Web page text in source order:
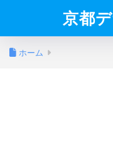
京都
ホーム